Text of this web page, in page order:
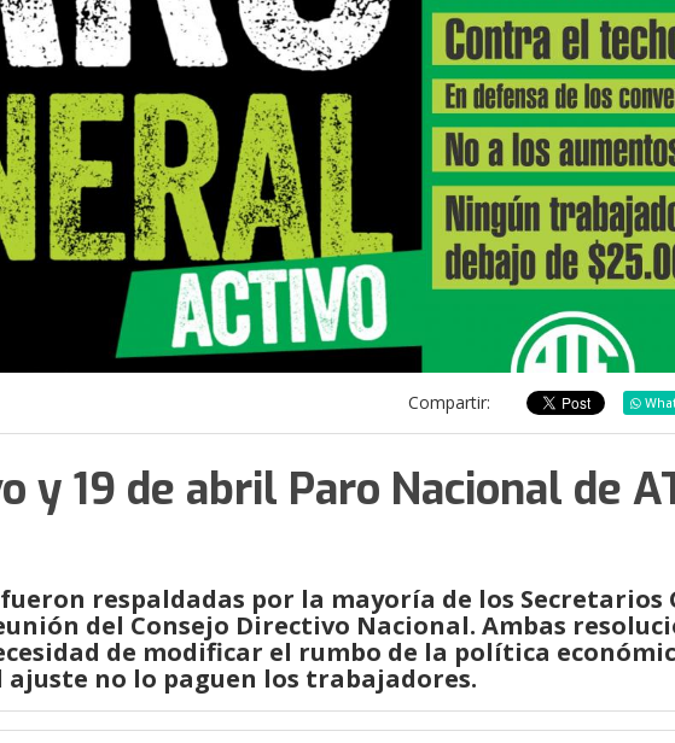
Compartir:
y 19 de abril Paro Nacional de
respaldadas por la mayoría de los Secretarios
del Consejo Directivo Nacional. Ambas
de modificar el rumbo de la política
ajuste no lo paguen los trabajadores.